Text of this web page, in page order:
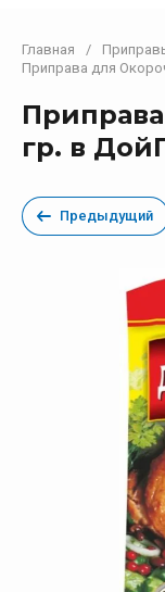
Главная /
Приправа для
гр. в
Предыдущий